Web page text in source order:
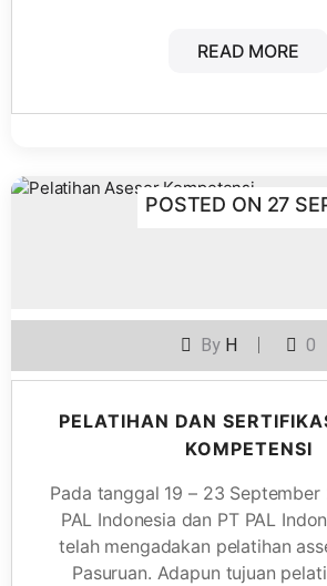
READ MORE
POSTED ON 27
By H 0
PELATIHAN DAN
KOMPETENSI
Pada tanggal 19 – 23 September
PAL Indonesia dan PT PAL
telah mengadakan pelatihan
Pasuruan. Adapun tujuan